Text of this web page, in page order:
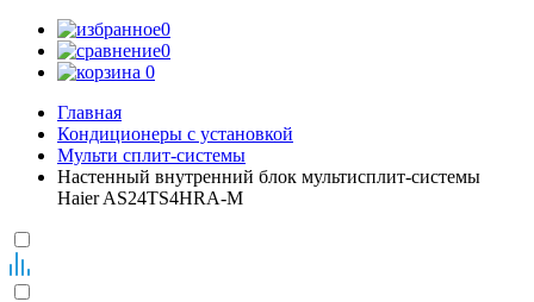
0
0
0
Главная
Кондиционеры с установкой
Мульти сплит-системы
Настенный внутренний блок мультисплит-системы
Haier AS24TS4HRA-M